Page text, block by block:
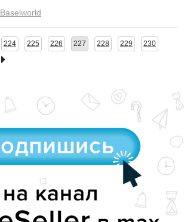
Baselworld
224 225 226 227 228 229
230